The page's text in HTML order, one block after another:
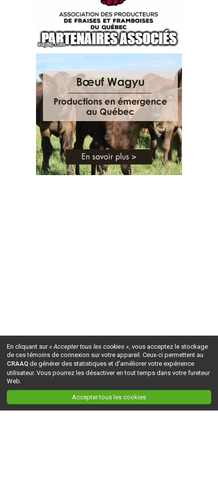
En cliquant sur« Accepter tous les cookies », vous acceptez le stockage
de ces témoins de connexion sur votre appareil. Ceux-ci permettent au
CRAAQ de générer des statistiques et d'améliorer votre expérience
utilisateur. Vous pourrez les désactiver en tout temps dans votre fureteur
Web.
Accepter tous les cookies